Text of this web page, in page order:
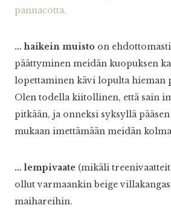
pannacotta.
… haikein muisto on
päättyminen meidän kuopuksen
lopettaminen kävi lopulta hieman
Olen todella kiitollinen, että sain
pitkään, ja onneksi syksyllä
mukaan imettämään meidän
… lempivaate (mikäli
ollut varmaankin beige
maihareihin.